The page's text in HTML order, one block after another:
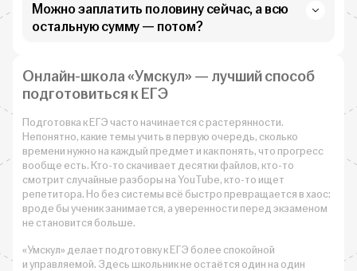
Можно заплатить половину сейчас, а всю
остальную сумму — потом?
Онлайн-школа «Умскул» — лучший способ
подготовиться к ЕГЭ
Подготовка к ЕГЭ часто начинается с растерянности.
Непонятно, какие темы учить в первую очередь, сколько
времени нужно на каждый предмет и как понять, что прогресс
вообще есть. Кто-то скачивает десятки файлов, кто-то
смотрит случайные разборы на YouTube, кто-то ищет
репетитора. Но без системы всё быстро превращается в хаос:
вроде бы ученик занимается, а уверенности перед экзаменом
не становится больше.
«Умскул» делает подготовку к ЕГЭ более спокойной
и управляемой. Здесь школьник не остаётся один на один